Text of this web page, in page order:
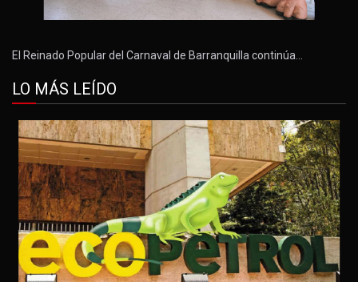
El Reinado Popular del Carnaval de Barranquilla continúa…
LO MÁS LEÍDO